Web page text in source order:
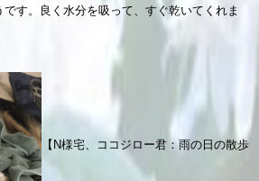
す。良く水分を吸って、すぐ乾いてくれま
【N様宅、ココジロー君：雨の日の散歩